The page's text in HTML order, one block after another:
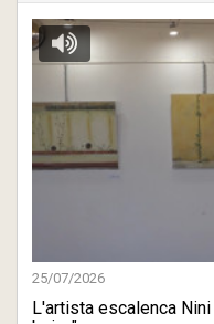
25/07/2026
L'artista escalenca